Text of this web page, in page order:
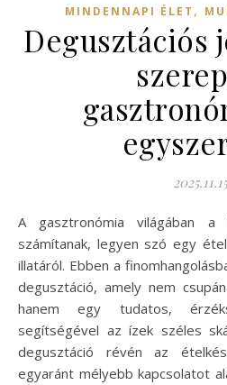
MINDENNAPI ÉLET ,
Degusztációs
A gasztronómia világában a legapróbb részletek is
számítanak, legyen szó egy
illatáról. Ebben a
degusztáció, amely nem
hanem egy tudatos,
segítségével az ízek széles
degusztáció révén az
egyaránt mélyebb kapcsolatot